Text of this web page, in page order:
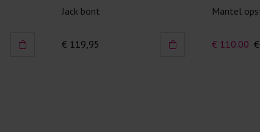
Jack bont
€ 119,95
Mantel
€ 110.00